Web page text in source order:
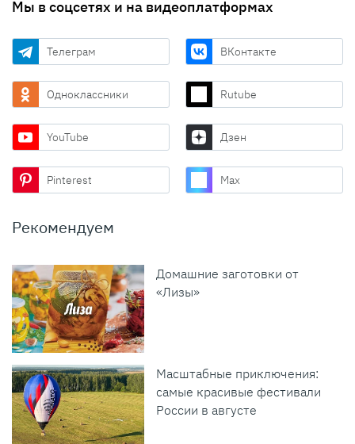
Мы в соцсетях и на видеоплатформах
Телеграм ВКонтакте
Одноклассники Rutube
YouTube Дзен
Pinterest Max
Рекомендуем
Домашние заготовки от
«Лизы»
Масштабные приключения:
самые красивые фестивали
России в августе